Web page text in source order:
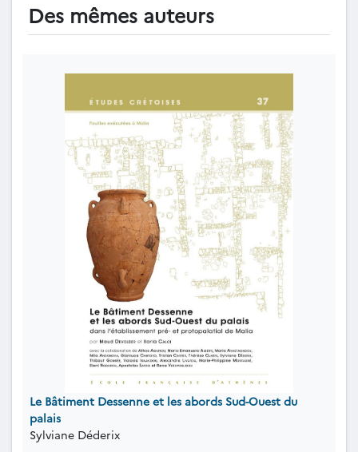
Des mêmes auteurs
Le Bâtiment Dessenne et les abords Sud-Ouest du
palais
Sylviane Déderix